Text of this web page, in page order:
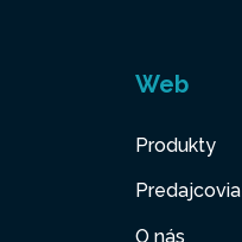
Web
Produkty
Predajcovia
O nás